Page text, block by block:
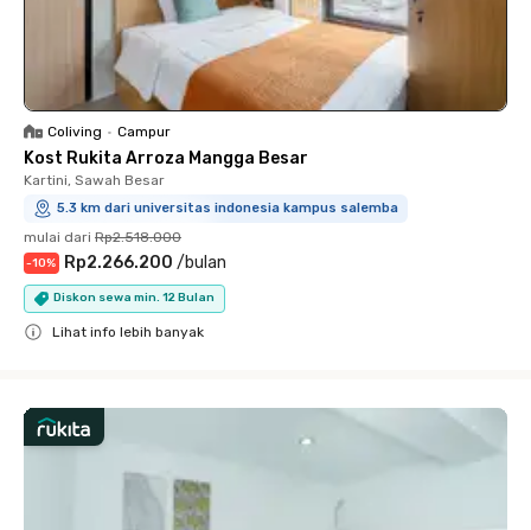
Coliving • Campur
Kost Rukita Arroza Mangga Besar
Kartini, Sawah Besar
5.3 km dari universitas indonesia kampus salemba
mulai dari Rp2.518.000
-10% Rp2.266.200 /bulan
Diskon sewa min. 12 Bulan
Lihat info lebih banyak